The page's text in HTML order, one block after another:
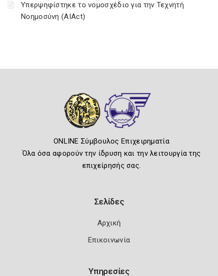
Υπερψηφίστηκε το νομοσχέδιο για την Τεχνητή
Νοημοσύνη (AIAct)
ONLINE Σύμβουλος Επιχειρηματία
Όλα όσα αφορούν την ίδρυση και την λειτουργία της
επιχείρησής σας.
Σελίδες
Αρχική
Επικοινωνία
Υπηρεσίες